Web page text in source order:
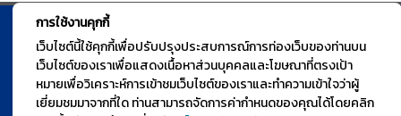
การใช้งานคุกกี้
เว็บไซต์นี้ใช้คุกกี้เพื่อปรับปรุงประสบการณ์การท่องเว็บของท่านบน
เว็บไซต์ของเราเพื่อแสดงเนื้อหาส่วนบุคคลและโฆษณาที่ตรงเป้า
หมายเพื่อวิเคราะห์การเข้าชมเว็บไซต์ของเราและทำความเข้าใจว่าผู้
เยี่ยมชมมาจากที่ใด ท่านสามารถจัดการค่ากำหนดของคุณได้โดยคลิก
© TGURU.online 2026 All right reserved. v1.0 Powered by Course
Square